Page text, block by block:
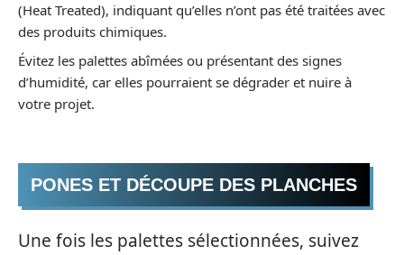
(Heat Treated), indiquant qu’elles n’ont pas été traitées avec
des produits chimiques.
Évitez les palettes abîmées ou présentant des signes
d’humidité, car elles pourraient se dégrader et nuire à
votre projet.
PONES ET DÉCOUPE DES PLANCHES
Une fois les palettes sélectionnées, suivez